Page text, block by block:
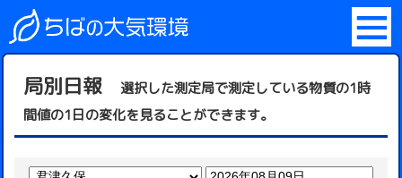
局別日報
選択した測定局で測定している物質の1時
間値の1日の変化を見ることができます。